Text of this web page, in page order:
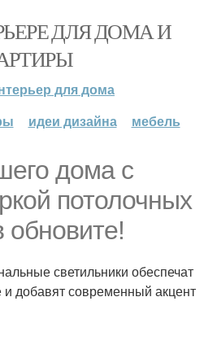
ДЛЯ ДОМА И
для дома
идеи дизайна мебель
дома с
потолочных
обновите!
светильники обеспечат
добавят современный акцент